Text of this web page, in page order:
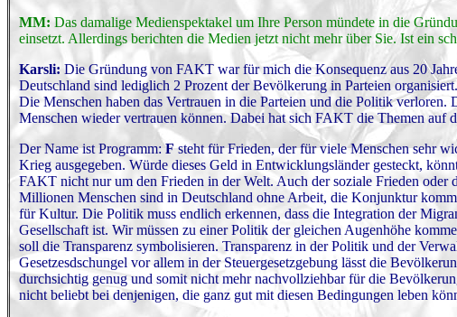
MM: Das damalige Medienspektakel um Ihre Person mündete in die
einsetzt. Allerdings berichten die Medien jetzt nicht mehr über Sie. Ist ein
Karsli: Die Gründung von FAKT war für mich die Konsequenz aus 20
Deutschland sind lediglich 2 Prozent der Bevölkerung in Parteien
Die Menschen haben das Vertrauen in die Parteien und die Politik
Menschen wieder vertrauen können. Dabei hat sich FAKT die Themen auf
Der Name ist Programm:Fsteht für Frieden, der für viele Menschen sehr
Krieg ausgegeben. Würde dieses Geld in Entwicklungsländer gesteckt,
FAKT nicht nur um den Frieden in der Welt. Auch der soziale Frieden oder
Millionen Menschen sind in Deutschland ohne Arbeit, die Konjunktur
für Kultur. Die Politik muss endlich erkennen, dass die Integration der
Gesellschaft ist. Wir müssen zu einer Politik der gleichen Augenhöhe
soll die Transparenz symbolisieren. Transparenz in der Politik und der
Gesetzesdschungel vor allem in der Steuergesetzgebung lässt die
durchsichtig genug und somit nicht mehr nachvollziehbar für die
nicht beliebt bei denjenigen, die ganz gut mit diesen Bedingungen leben